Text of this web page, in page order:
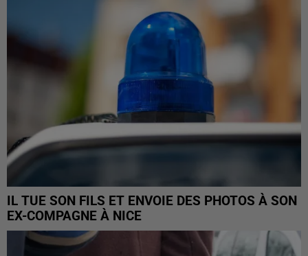
IL TUE SON FILS ET ENVOIE DES PHOTOS À SON
EX-COMPAGNE À NICE